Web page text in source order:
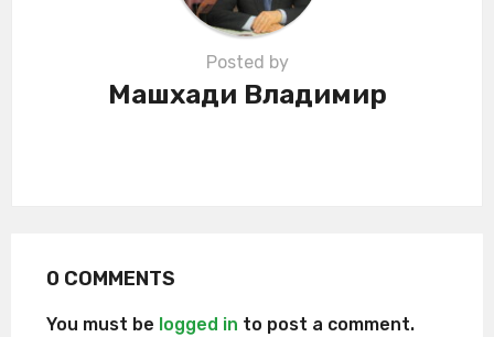
Posted by
Машхади Владимир
0 COMMENTS
You must be logged in to post a comment.